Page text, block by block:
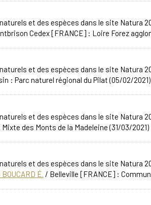
et des espèces dans le site Natura
Cedex [FRANCE] : Loire Forez
et des espèces dans le site Natura
: Parc naturel régional du Pilat (05/02/2021)
et des espèces dans le site Natura
des Monts de la Madeleine (31/03/2021)
et des espèces dans le site Natura
É. / Belleville [FRANCE] :